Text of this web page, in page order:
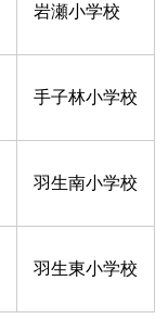
岩瀬小学校
手子林小学校
羽生南小学校
羽生東小学校